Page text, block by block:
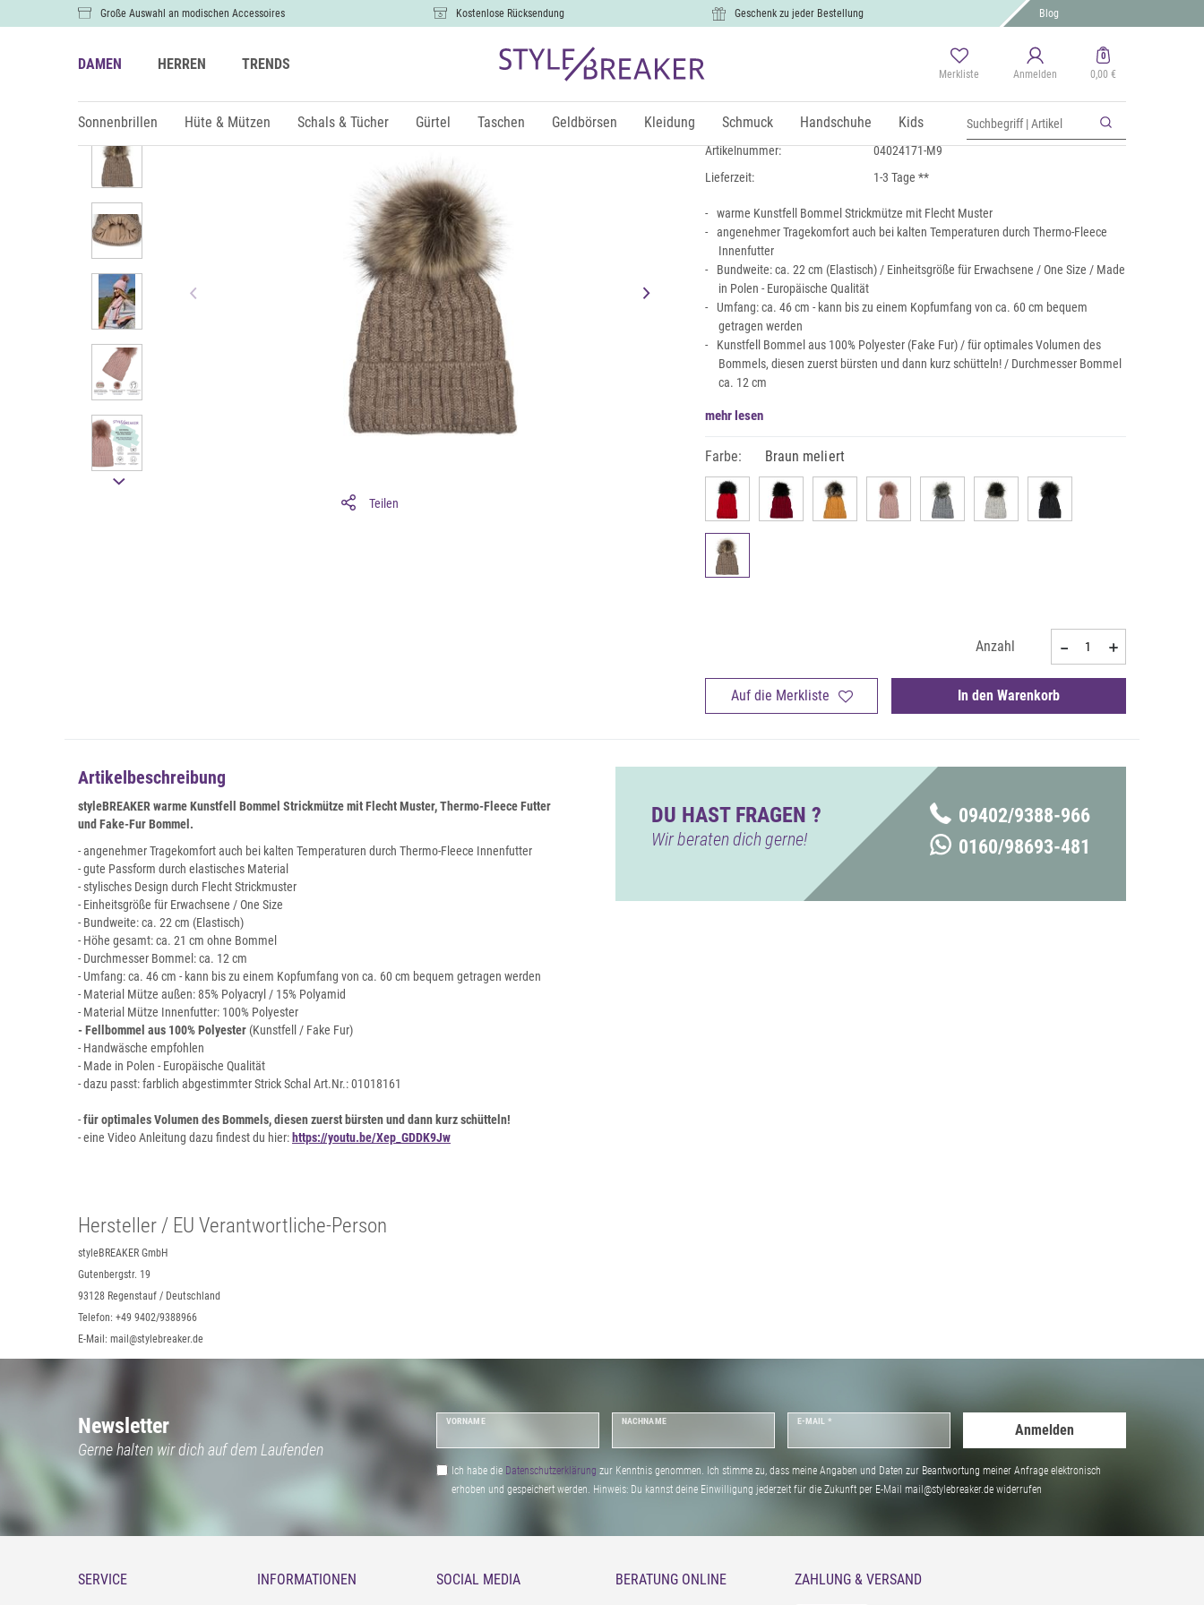
Große Auswahl an modischen Accessoires Kostenlose Rücksendung Geschenk zu jeder Bestellung Blog
DAMEN HERREN TRENDS
Merkliste Anmelden
0
0,00 €
Sonnenbrillen Hüte & Mützen Schals & Tücher Gürtel Taschen Geldbörsen Kleidung Schmuck Handschuhe Kids
Teilen
Strick Bommelmütze mit Flecht Muster
18,99 €
inkl. MwSt., zzgl.Versand
Artikelnummer:
04024171-M9
Lieferzeit:
1-3 Tage **
warme Kunstfell Bommel Strickmütze mit Flecht Muster
angenehmer Tragekomfort auch bei kalten Temperaturen durch Thermo-Fleece
Innenfutter
Bundweite: ca. 22 cm (Elastisch) / Einheitsgröße für Erwachsene / One Size / Made
in Polen - Europäische Qualität
Umfang: ca. 46 cm - kann bis zu einem Kopfumfang von ca. 60 cm bequem
getragen werden
Kunstfell Bommel aus 100% Polyester (Fake Fur) / für optimales Volumen des
Bommels, diesen zuerst bürsten und dann kurz schütteln! / Durchmesser Bommel
ca. 12 cm
mehr lesen
Farbe: Braun meliert
Anzahl
Auf die Merkliste In den Warenkorb
Artikelbeschreibung
styleBREAKER warme Kunstfell Bommel Strickmütze mit Flecht Muster, Thermo-Fleece Futter
und Fake-Fur Bommel.
- angenehmer Tragekomfort auch bei kalten Temperaturen durch Thermo-Fleece Innenfutter
- gute Passform durch elastisches Material
- stylisches Design durch Flecht Strickmuster
- Einheitsgröße für Erwachsene / One Size
- Bundweite: ca. 22 cm (Elastisch)
- Höhe gesamt: ca. 21 cm ohne Bommel
- Durchmesser Bommel: ca. 12 cm
- Umfang: ca. 46 cm - kann bis zu einem Kopfumfang von ca. 60 cm bequem getragen werden
- Material Mütze außen: 85% Polyacryl / 15% Polyamid
- Material Mütze Innenfutter: 100% Polyester
- Fellbommel aus 100% Polyester (Kunstfell / Fake Fur)
- Handwäsche empfohlen
- Made in Polen - Europäische Qualität
- dazu passt: farblich abgestimmter Strick Schal Art.Nr.: 01018161
-für optimales Volumen des Bommels, diesen zuerst bürsten und dann kurz schütteln!
- eine Video Anleitung dazu findest du hier: https://youtu.be/Xep_GDDK9Jw
DU HAST FRAGEN ?
Wir beraten dich gerne!
09402/9388-966
0160/98693-481
Hersteller / EU Verantwortliche-Person
styleBREAKER GmbH
Gutenbergstr. 19
93128 Regenstauf / Deutschland
Telefon: +49 9402/9388966
E-Mail: mail@stylebreaker.de
Newsletter
Gerne halten wir dich auf dem Laufenden
VORNAME NACHNAME E-MAIL *
Anmelden
Ich habe die Daten­schutz­erklärung zur Kenntnis genommen. Ich stimme zu, dass meine Angaben und Daten zur Beantwortung meiner Anfrage elektronisch
erhoben und gespeichert werden. Hinweis: Du kannst deine Einwilligung jederzeit für die Zukunft per E-Mail mail@stylebreaker.de widerrufen
SERVICE INFORMATIONEN SOCIAL MEDIA BERATUNG ONLINE ZAHLUNG & VERSAND